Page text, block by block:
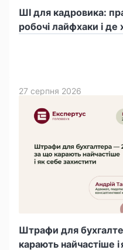
ШІ для кадровика:
робочі лайфхаки і де
Штрафи для
карають найчастіше і
27 серпня 2026